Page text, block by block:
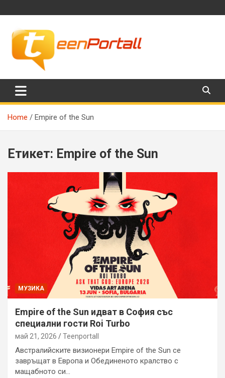
to
TeenPortall
Home Empire of the Sun
Етикет: Empire of the Sun
МУЗИКА
Empire of the Sun идват в София със
специални гости Roi Turbo
май 21, 2026 Teenportall
Австралийските визионери Empire of the Sun се
завръщат в Европа и Обединеното кралство с
мащабното си…